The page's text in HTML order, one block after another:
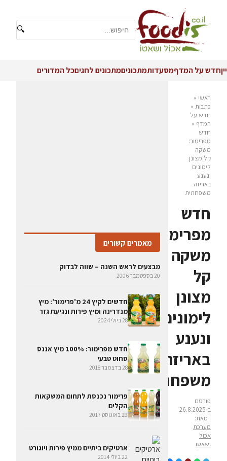
🔍
ייןחדש על המדףמסעדותמתכוניםמתכונים לחגיםכל המדורים
ראשי »
כתבות »
חדש על
המדף »
חדש
מפרימור:
משקה
קל מצונן
לימונים
ונענע
באריזה
משפחתית
חדש
מפרימור:
משקה
קל
מצונן
לימונים
ונענע
באריזה
משפחתית
פורסם
ב-26.8.2025
| מאת:
מערכת
אכול
ושאטו
מאמרים קשורים
מבצעים לראש השנה – שווה לבדוק
20 בספטמבר 2006
חדשים לקיץ 24 מ'פרימור': מיץ
מנדרינה ומיץ פירות ונגיעת גזר
28 ביולי 2024
חדש מפרימור: 100% מיץ אננס
סחוט טבעי
28 בדצמבר 2018
פרימור נכנסת לתחום המשקאות
הקלים
29 באוגוסט 2017
ארטיקים ביתיים ממיץ פירות ויוגורט
22 ביולי 2014